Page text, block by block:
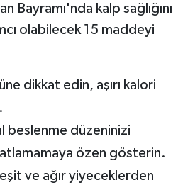
Bayramı'nda kalp sağlığını
olabilecek 15 maddeyi
dikkat edin, aşırı kalori
beslenme düzeninizi
özen gösterin.
ve ağır yiyeceklerden